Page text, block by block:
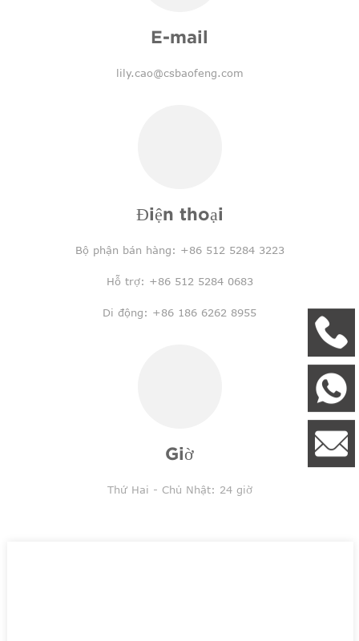
E-mail
lily.cao@csbaofeng.com
Điện thoại
Bộ phận bán hàng: +86 512 5284 3223
Hỗ trợ: +86 512 5284 0683
Di động: +86 186 6262 8955
Giờ
Thứ Hai - Chủ Nhật: 24 giờ